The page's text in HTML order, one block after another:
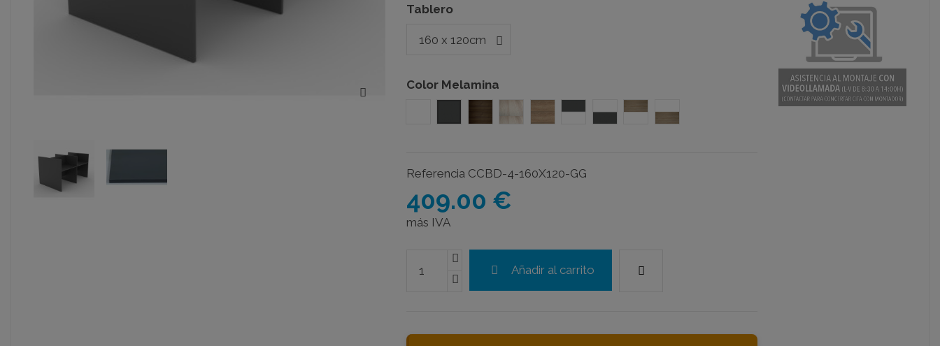
Tablero
Color Melamina
OlmoGrafito-Blanco
Blanco-Grafito
Olmo-Blanco
Blanco-Olmo
Referencia CCBD-4-160X120-GG
409.00 €
más IVA
Añadir al carrito